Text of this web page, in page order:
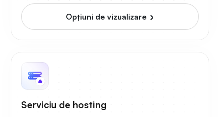
Opțiuni de vizualizare
Serviciu de hosting